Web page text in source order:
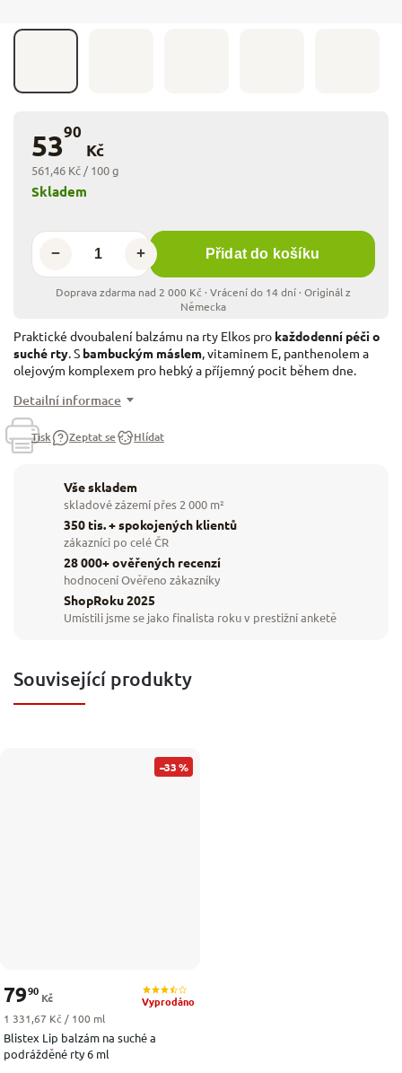
5390
Kč
561,46 Kč / 100 g
+
− Přidat do košíku
Skladem
Praktické dvoubalení balzámu na rty Elkos pro každodenní péči o
suché rty. S bambuckým máslem, vitaminem E, panthenolem a
olejovým komplexem pro hebký a příjemný pocit během dne.
Detailní informace
Tisk Zeptat se Hlídat
Vše skladem
skladové zázemí přes 2 000 m²
350 tis. + spokojených klientů
zákazníci po celé ČR
28 000+ ověřených recenzí
hodnocení Ověřeno zákazníky
ShopRoku 2025
Umístili jsme se jako finalista roku v prestižní anketě
Související produkty
–33 %
Blistex Lip balzám na suché a
podrážděné rty 6 ml
Vyprodáno
7990
Kč
Měrná cena:
1 331,67 Kč / 100 ml